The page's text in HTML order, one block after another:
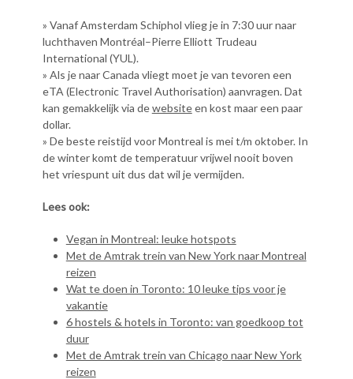
» Vanaf Amsterdam Schiphol vlieg je in 7:30 uur naar
luchthaven Montréal–Pierre Elliott Trudeau
International (YUL).
» Als je naar Canada vliegt moet je van tevoren een
eTA (Electronic Travel Authorisation) aanvragen. Dat
kan gemakkelijk via dewebsiteen kost maar een paar
dollar.
» De beste reistijd voor Montreal is mei t/m oktober. In
de winter komt de temperatuur vrijwel nooit boven
het vriespunt uit dus dat wil je vermijden.
Lees ook:
Vegan in Montreal: leuke hotspots
Met de Amtrak trein van New York naar Montreal
reizen
Wat te doen in Toronto: 10 leuke tips voor je
vakantie
6 hostels & hotels in Toronto: van goedkoop tot
duur
Met de Amtrak trein van Chicago naar New York
reizen